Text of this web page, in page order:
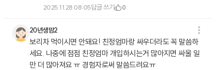
2025.11.28 08:05답글 쓰기 0
20년생맘2
보리차 먹이시면 안돼요! 친정엄마랑 싸우더라도 꼭 말씀하
세요. 나중에 점점 친정엄마 개입하시는거 많아지면 싸울 일
만 더 많아져요 ㅠ 경험자로써 말씀드려요ㅠ